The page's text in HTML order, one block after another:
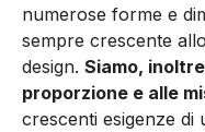
numerose forme e
sempre crescente
design. Siamo,
proporzione e alle
crescenti esigenze